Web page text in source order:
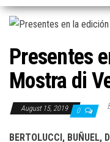
Presentes
Mostra di
August 15, 2019 0
BERTOLUCCI, BUÑUEL,